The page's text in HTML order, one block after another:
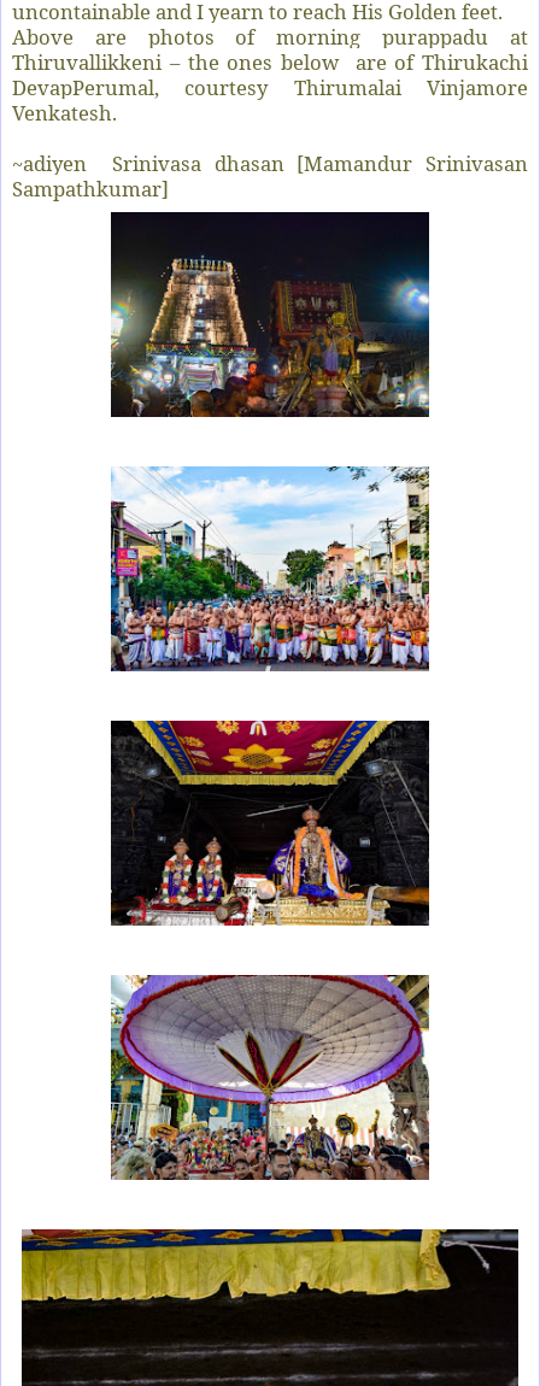
uncontainable and I yearn to reach His Golden feet.
Above are photos of morning purappadu at
Thiruvallikkeni – the ones below
are of Thirukachi
DevapPerumal, courtesy Thirumalai Vinjamore
Venkatesh.
~adiyen
Srinivasa dhasan [Mamandur Srinivasan
Sampathkumar]